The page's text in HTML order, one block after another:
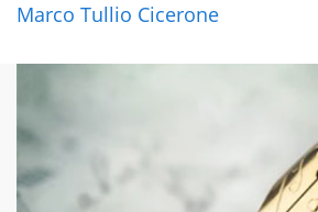
Marco Tullio Cicerone